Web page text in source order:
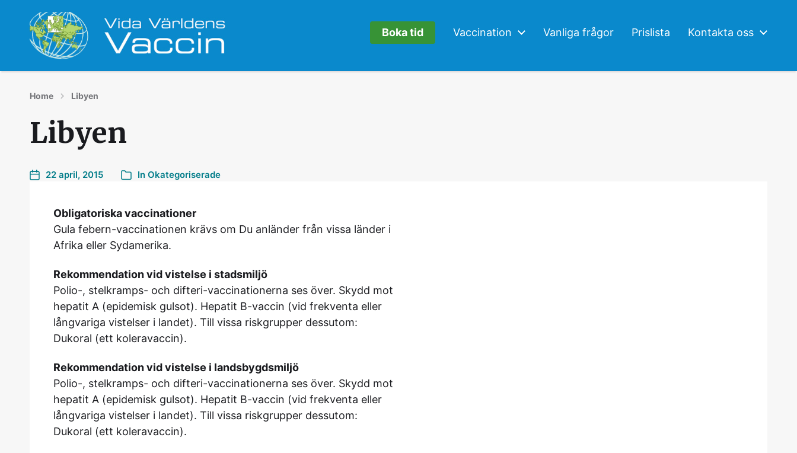
Din vaccinationsmottagning i Helsingborg Boka tid Vaccination Vanliga frågor Prislista Kontakta oss
Home Libyen
Libyen
22 april, 2015 In Okategoriserade
Obligatoriska vaccinationer
Gula febern-vaccinationen krävs om Du anländer från vissa länder i
Afrika eller Sydamerika.
Rekommendation vid vistelse i stadsmiljö
Polio-, stelkramps- och difteri-vaccinationerna ses över. Skydd mot
hepatit A (epidemisk gulsot). Hepatit B-vaccin (vid frekventa eller
långvariga vistelser i landet). Till vissa riskgrupper dessutom:
Dukoral (ett koleravaccin).
Rekommendation vid vistelse i landsbygdsmiljö
Polio-, stelkramps- och difteri-vaccinationerna ses över. Skydd mot
hepatit A (epidemisk gulsot). Hepatit B-vaccin (vid frekventa eller
långvariga vistelser i landet). Till vissa riskgrupper dessutom:
Dukoral (ett koleravaccin).